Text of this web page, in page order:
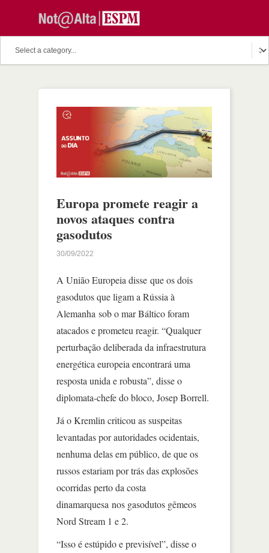
Europa promete reagir a
novos ataques contra
gasodutos
30/09/2022
A União Europeia disse que os dois
gasodutos que ligam a Rússia à
Alemanha sob o mar Báltico foram
atacados e prometeu reagir. “Qualquer
perturbação deliberada da infraestrutura
energética europeia encontrará uma
resposta unida e robusta”, disse o
diplomata-chefe do bloco, Josep Borrell.
Já o Kremlin criticou as suspeitas
levantadas por autoridades ocidentais,
nenhuma delas em público, de que os
russos estariam por trás das explosões
ocorridas perto da costa
dinamarquesa nos gasodutos gêmeos
Nord Stream 1 e 2.
“Isso é estúpido e previsível”, disse o